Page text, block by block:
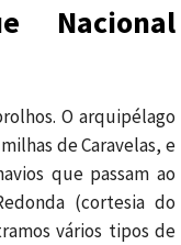
Nacional
O arquipélago
de Caravelas, e
que passam ao
(cortesia do
vários tipos de